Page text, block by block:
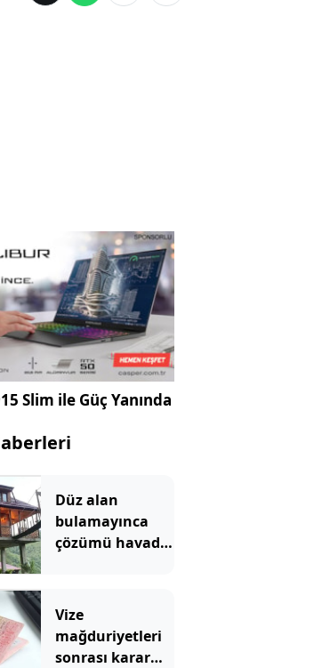
Slim ile Güç Yanında
Düz alan
bulamayınca
çözümü havada
villa yaptı
Vize
mağduriyetleri
sonrası karar